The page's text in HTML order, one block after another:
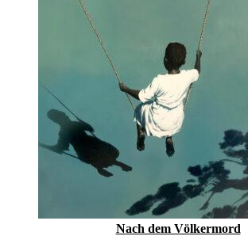
Nach dem Völkermord